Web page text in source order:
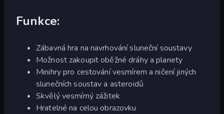
Funkce:
Zábavná hra na navrhování sluneční soustavy
Možnost zakoupit oběžné dráhy a planety
Minihry pro cestování vesmírem a ničení jiných
slunečních soustav a asteroidů
Skvělý vesmírný zážitek
Hratelné na celou obrazovku